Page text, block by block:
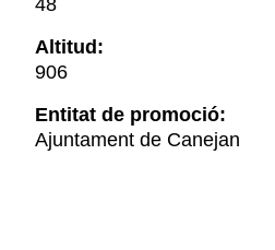
48
Altitud:
906
Entitat de promoció:
Ajuntament de Canejan